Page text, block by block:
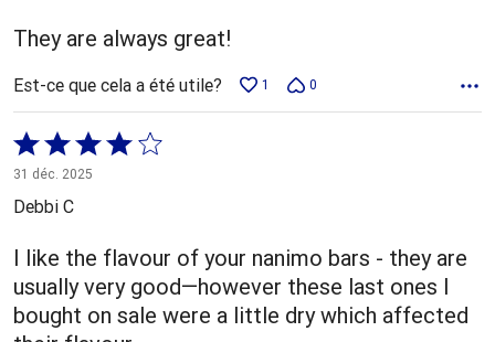
They are always great!
Est-ce que cela a été utile? 1 0
Coté
4 sur
5
31 déc. 2025
Debbi C
I like the flavour of your nanimo bars - they are
usually very good—however these last ones I
bought on sale were a little dry which affected